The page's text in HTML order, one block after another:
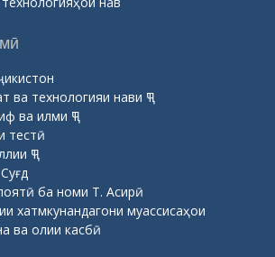
ва технологияи нави ҶТ
ва илми ҶТ
тестӣ
ҶТ
ба номи Т. Асирӣ
хатмкунандагони муассисаҳои
ва олии касбӣ